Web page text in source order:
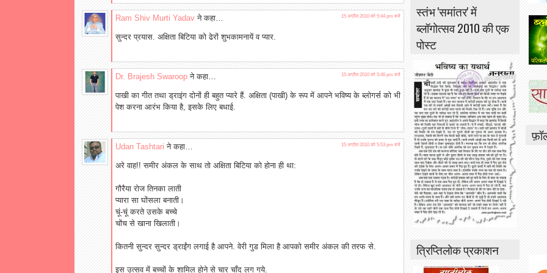
Ram Shiv Murti Yadav ने कहा… 15 अप्रैल 2010 को 5:44 pm बजे
सुन्दर प्रयास. अक्षिता बिटिया को ढेरों शुभकामनायें व प्यार.
Dr. Brajesh Swaroop ने कहा… 15 अप्रैल 2010 को 5:46 pm बजे
पाखी का गीत तथा ड्राइंग दोनों ही बहुत प्यारे हैं. अक्षिता (पाखी) के रूप में आपने भविष्य के ब्लोगर्स को भी
पेश करना आरंभ किया है, इसके लिए बधाई.
Udan Tashtari ने कहा… 15 अप्रैल 2010 को 5:53 pm बजे
अरे वाह!! समीर अंकल के साथ तो अक्षिता बिटिया को होना ही था:
गौरैया रोज तिनका लाती
प्यारा सा घोंसला बनाती।
चूं-चूं करते उसके बच्चे
चोंच से खाना खिलाती।
कितनी सुन्दर सुन्दर ड्राईंग लगाई है आपने. वेरी गुड मिला है आपको समीर अंकल की तरफ से.
इस उत्सव में बच्चों के शामिल होने से चार चाँद लग गये.
स्तंभ 'समांतर' में
ब्लॉगोत्सव 2010 की एक
पोस्ट
त्रिप्तिलोक प्रकाशन